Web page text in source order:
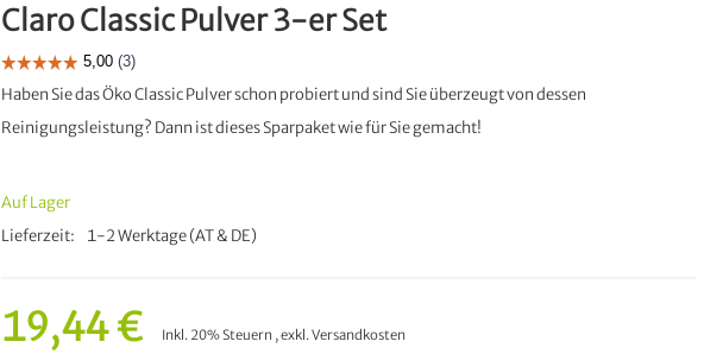
Claro Classic Pulver 3-er Set
Haben Sie das Öko Classic Pulver schon probiert und sind Sie überzeugt von dessen
Reinigungsleistung? Dann ist dieses Sparpaket wie für Sie gemacht!
Auf Lager
Lieferzeit
1-2 Werktage (AT & DE)
19,44 € Inkl. 20% Steuern ,exkl.Versandkosten